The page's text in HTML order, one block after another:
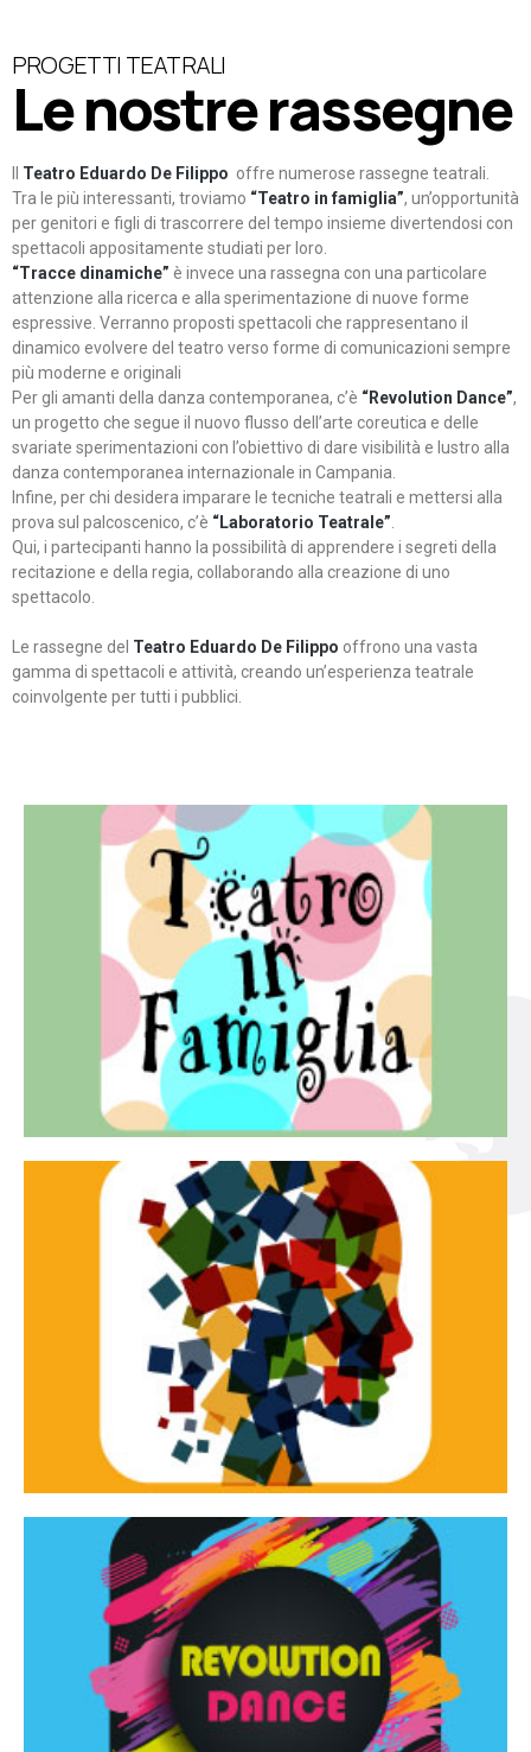
PROGETTI TEATRALI
Le nostre rassegne
Teatro Eduardo De Filippo offre numerose rassegne teatrali.
Tra le più interessanti, troviamo “Teatro in famiglia”, un’opportunità
per genitori e figli di trascorrere del tempo insieme divertendosi con
spettacoli appositamente studiati per loro.
“Tracce dinamiche” è invece una rassegna con una particolare
attenzione alla ricerca e alla sperimentazione di nuove forme
espressive. Verranno proposti spettacoli che rappresentano il
dinamico evolvere del teatro verso forme di comunicazioni sempre
più moderne e originali
Per gli amanti della danza contemporanea, c’è “Revolution Dance”,
un progetto che segue il nuovo flusso dell’arte coreutica e delle
svariate sperimentazioni con l’obiettivo di dare visibilità e lustro alla
danza contemporanea internazionale in Campania.
Infine, per chi desidera imparare le tecniche teatrali e mettersi alla
prova sul palcoscenico, c’è “Laboratorio Teatrale”
Qui, i partecipanti hanno la possibilità di apprendere i segreti della
recitazione e della regia, collaborando alla creazione di uno
spettacolo.
Le rassegne del Teatro Eduardo De Filippo offrono una vasta
gamma di spettacoli e attività, creando un’esperienza teatrale
coinvolgente per tutti i pubblici.
Teatro in famiglia
Teatro In Famiglia è una rassegna di teatro concepita
per far condividere e godere del teatro all’intera
famiglia.
Continua
Tracce dinamiche
Tracce Dinamiche è una rassegna di teatro
d’innovazione e sperimentale.
Continua
Revolution Dance
Rassegna di danza contemporanea – I Edizione